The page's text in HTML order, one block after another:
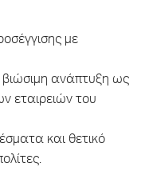
με
βιώσιμη ανάπτυξη ως
εταιρειών του
και θετικό